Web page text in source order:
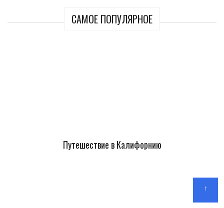
САМОЕ ПОПУЛЯРНОЕ
Путешествие в Калифорнию
↑